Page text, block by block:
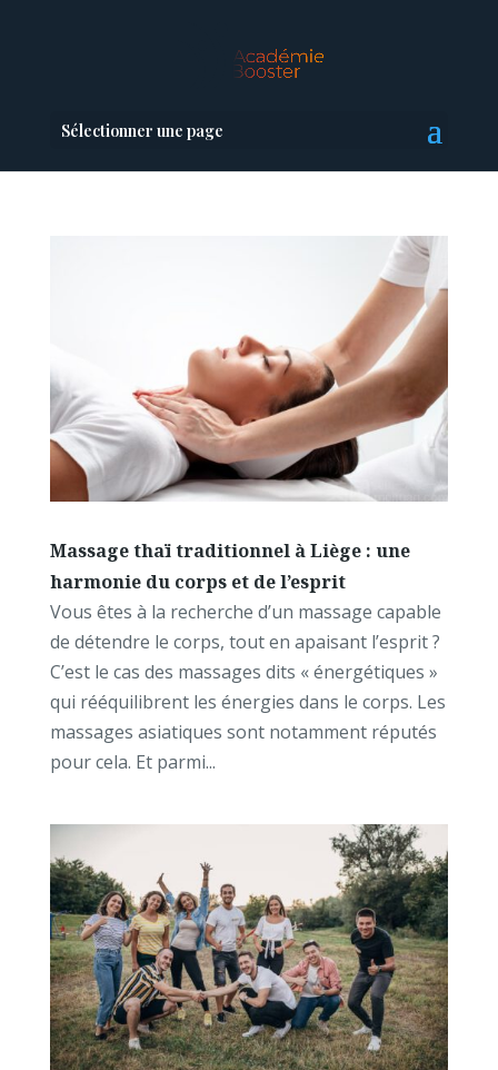
Sélectionner une page
Massage thaï traditionnel à Liège : une
harmonie du corps et de l’esprit
Vous êtes à la recherche d’un massage capable
de détendre le corps, tout en apaisant l’esprit ?
C’est le cas des massages dits « énergétiques »
qui rééquilibrent les énergies dans le corps. Les
massages asiatiques sont notamment réputés
pour cela. Et parmi...